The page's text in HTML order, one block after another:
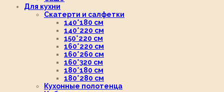
Для кухни
Скатерти и салфетки
140*180 см
140*220 см
150*220 см
160*220 см
160*260 см
160*320 см
180*180 см
180*280 см
Кухонные полотенца